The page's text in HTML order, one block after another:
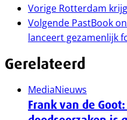
Vorige Rotterdam
Volgende PastBook
lanceert gezamenlijk
Gerelateerd
MediaNieuws
Frank van de